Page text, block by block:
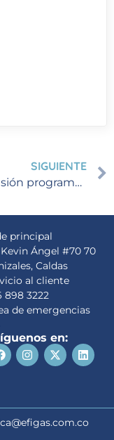
SIGUIENTE
Suspensión programada para la conexión a gas natural del proyecto Brisas de Belmonte en Pereira, Risaralda
principal
Ángel #70 70
Caldas
al cliente
898 3222
de emergencias
en: